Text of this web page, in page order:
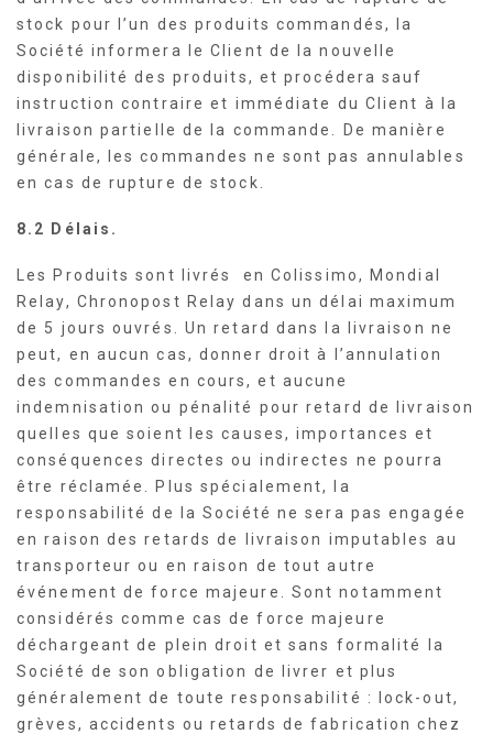
stock pour l’un des produits commandés, la
Société informera le Client de la nouvelle
disponibilité des produits, et procédera sauf
instruction contraire et immédiate du Client à la
livraison partielle de la commande. De manière
générale, les commandes ne sont pas annulables
en cas de rupture de stock.
8.2 Délais.
Les Produits sont livrés en Colissimo, Mondial
Relay, Chronopost Relay dans un délai maximum
de 5 jours ouvrés. Un retard dans la livraison ne
peut, en aucun cas, donner droit à l’annulation
des commandes en cours, et aucune
indemnisation ou pénalité pour retard de livraison
quelles que soient les causes, importances et
conséquences directes ou indirectes ne pourra
être réclamée. Plus spécialement, la
responsabilité de la Société ne sera pas engagée
en raison des retards de livraison imputables au
transporteur ou en raison de tout autre
événement de force majeure. Sont notamment
considérés comme cas de force majeure
déchargeant de plein droit et sans formalité la
Société de son obligation de livrer et plus
généralement de toute responsabilité : lock-out,
grèves, accidents ou retards de fabrication chez